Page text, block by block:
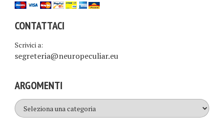
CONTATTACI
Scrivici a:
segreteria@neuropeculiar.eu
ARGOMENTI
Argomenti